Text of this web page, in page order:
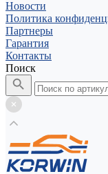
Новости
Политика
Партнеры
Гарантия
Контакты
Поиск